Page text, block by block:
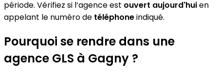
période. Vérifiez si l’agence est ouvert aujourd'huien
appelant le numéro de téléphoneindiqué.
Pourquoi se rendre dans une
agence GLS à Gagny ?